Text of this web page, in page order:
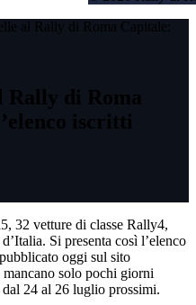
al Rally di Roma Capitale:
Rally di Roma
iscritti
32 vetture di classe Rally4,
Si presenta così l’elenco
oggi sul sito
solo pochi giorni
24 al 26 luglio prossimi.